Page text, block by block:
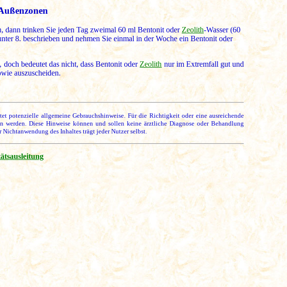
dann trinken Sie jeden Tag zweimal 60 ml Bentonit oder Zeolith-Wasser (60
8. beschrieben und nehmen Sie einmal in der Woche ein Bentonit oder
bedeutet das nicht, dass Bentonit oder Zeolith nur im Extremfall gut und
auszuscheiden.
allgemeine Gebrauchshinweise. Für die Richtigkeit oder eine ausreichende
Diese Hinweise können und sollen keine ärztliche Diagnose oder Behandlung
des Inhaltes trägt jeder Nutzer selbst.